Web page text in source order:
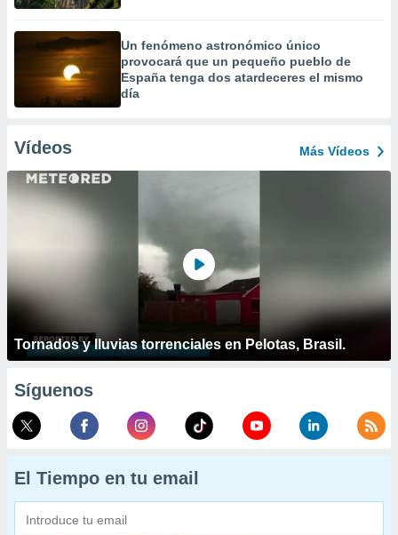
Un fenómeno astronómico único
provocará que un pequeño pueblo de
España tenga dos atardeceres el mismo
día
Vídeos Más Vídeos
Tornados y lluvias torrenciales en Pelotas, Brasil.
Síguenos
El Tiempo en tu email